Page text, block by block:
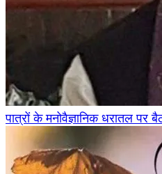
पात्रों के मनोवैज्ञानिक धरातल पर